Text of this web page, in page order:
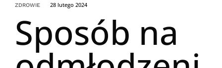
ZDROWIE 28 lutego 2024
Sposób na